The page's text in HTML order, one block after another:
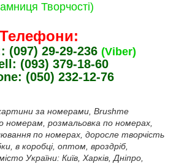
Творчості)
Телефони:
(097) 29-29-236 (Viber)
(093) 379-18-60
(050) 232-12-76
за номерами, Brushme
номерам, розмальовка по номерах,
по номерах, доросле творчість
в коробці, оптом, вроздріб,
України: Київ, Харків, Дніпро,